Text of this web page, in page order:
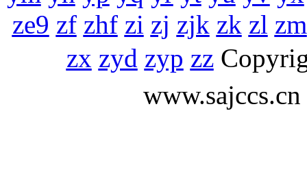
ze9 zf zhf zi zj zjk zk zl zm
zx zyd zyp zz